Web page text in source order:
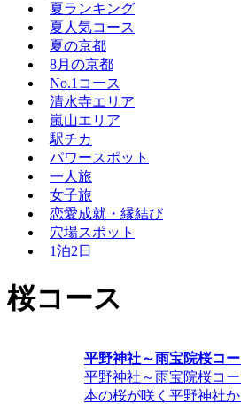
夏ランキング
夏人気コース
夏の京都
8月の京都
No.1コース
清水寺エリア
嵐山エリア
駅チカ
パワースポット
一人旅
女子旅
恋愛成就・縁結び
穴場スポット
1泊2日
桜コース
平野神社～雨宝院桜コ
平野神社～雨宝院桜コ
本の桜が咲く平野神社